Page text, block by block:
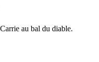
au bal du diable.